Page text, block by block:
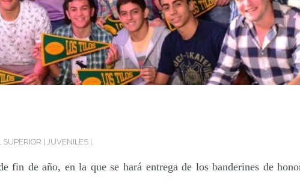
SUPERIOR | JUVENILES|
fin de año, en la que se hará entrega de los banderines de